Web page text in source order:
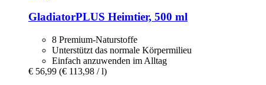
GladiatorPLUS Heimtier, 500 ml
8 Premium-Naturstoffe
Unterstützt das normale Körpermilieu
Einfach anzuwenden im Alltag
€ 56,99 (€ 113,98 / l)